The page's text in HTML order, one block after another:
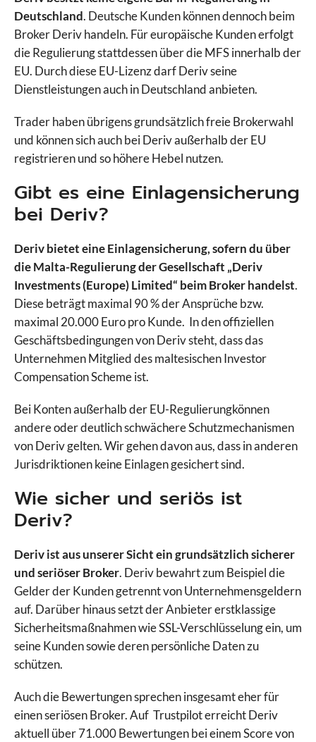
IC Markets
IC Trading
IG
ING
Interactive Brokers
IQ Option
Moneta Markets
Pepperstone
PU Prime
RoboMarkets
Scalable Capital
Smartbroker
Sparkassen Broker
Swissquote
Targobank
TegasFX
Tickmill
Trade Republic
Traders Place
Trive
Vantage Markets
VT Markets
WH Selfinvest
XM
XTB
Deutschland. Deutsche Kunden können dennoch beim
Broker Deriv handeln. Für europäische Kunden erfolgt
die Regulierung stattdessen über die MFS innerhalb der
EU. Durch diese EU-Lizenz darf Deriv seine
Dienstleistungen auch in Deutschland anbieten.
Trader haben übrigens grundsätzlich freie Brokerwahl
und können sich auch bei Deriv außerhalb der EU
registrieren und so höhere Hebel nutzen.
Gibt es eine Einlagensicherung
bei Deriv?
Deriv bietet eine Einlagensicherung, sofern du über
die Malta-Regulierung der Gesellschaft „Deriv
Investments (Europe) Limited“ beim Broker handelst.
Diese beträgt maximal 90 % der Ansprüche bzw.
maximal 20.000 Euro pro Kunde. In den offiziellen
Geschäftsbedingungen von Deriv steht, dass das
Unternehmen Mitglied des maltesischen Investor
Compensation Scheme ist.
Bei Konten außerhalb der EU-Regulierungkönnen
andere oder deutlich schwächere Schutzmechanismen
von Deriv gelten. Wir gehen davon aus, dass in anderen
Jurisdriktionen keine Einlagen gesichert sind.
Wie sicher und seriös ist
Deriv?
Deriv ist aus unserer Sicht ein grundsätzlich sicherer
und seriöser Broker. Deriv bewahrt zum Beispiel die
Gelder der Kunden getrennt von Unternehmensgeldern
auf. Darüber hinaus setzt der Anbieter erstklassige
Sicherheitsmaßnahmen wie SSL-Verschlüsselung ein, um
seine Kunden sowie deren persönliche Daten zu
schützen.
Auch die Bewertungen sprechen insgesamt eher für
einen seriösen Broker. Auf Trustpilot erreicht Deriv
aktuell über 71.000 Bewertungen bei einem Score von